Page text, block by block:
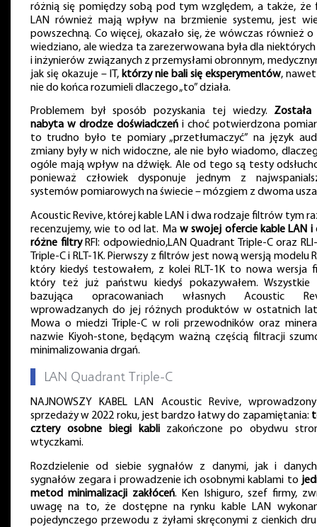
różnią się pomiędzy sobą pod tym względem, a także, że
LAN również mają wpływ na brzmienie systemu, jest
powszechną. Co więcej, okazało się, że wówczas również
wiedziano, ale wiedza ta zarezerwowana była dla
i inżynierów związanych z przemysłami obronnym,
jak się okazuje – IT, którzy nie bali się eksperymentów,
nie do końca rozumieli dlaczego „to” działa.
Problemem był sposób pozyskania tej wiedzy. Została
nabyta w drodze doświadczeń i choć potwierdzona
to trudno było te pomiary „przetłumaczyć” na język
zmiany były w nich widoczne, ale nie było wiadomo,
ogóle mają wpływ na dźwięk. Ale od tego są testy
ponieważ człowiek dysponuje jednym z
systemów pomiarowych na świecie – mózgiem z dwoma
Acoustic Revive, której kable LAN i dwa rodzaje filtrów tym
recenzujemy, wie to od lat. Ma w swojej ofercie kable LAN i
różne filtryRFI: odpowiednio,LAN Quadrant Triple-C oraz
Triple-C i RLT-1K. Pierwszy z filtrów jest nową wersją modelu
który kiedyś testowałem, z kolei RLT-1K to nowa wersja
który też już państwu kiedyś pokazywałem. Wszystkie
bazująca opracowaniach własnych Acoustic
wprowadzanych do jej różnych produktów w ostatnich
Mowa o miedzi Triple-C w roli przewodników oraz
nazwie Kiyoh-stone, będącym ważną częścią filtracji
minimalizowania drgań.
LAN Quadrant Triple-C
NAJNOWSZY KABEL LAN Acoustic Revive,
sprzedaży w 2022 roku, jest bardzo łatwy do zapamiętania:
cztery osobne biegi kablizakończone po obydwu
wtyczkami.
Rozdzielenie od siebie sygnałów z danymi, jak i
sygnałów zegara i prowadzenie ich osobnymi kablami to
metod minimalizacji zakłóceń. Ken Ishiguro, szef firmy,
uwagę na to, że dostępne na rynku kable LAN
pojedynczego przewodu z żyłami skręconymi z cienkich